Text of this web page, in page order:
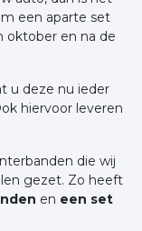
een aparte set
oktober en na de
u deze nu ieder
hiervoor leveren
die wij
gezet. Zo heeft
en een set